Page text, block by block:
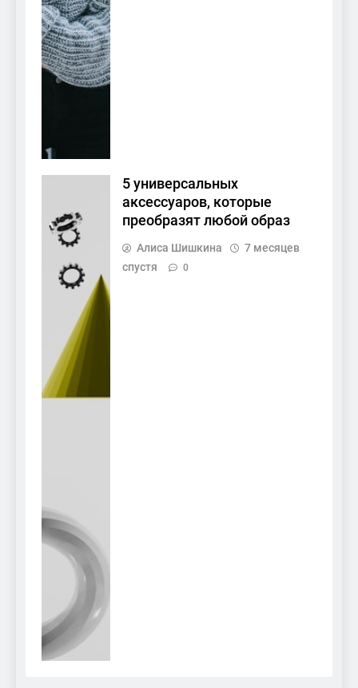
5 универсальных
аксессуаров, которые
преобразят любой образ
Алиса Шишкина
7 месяцев
спустя
0